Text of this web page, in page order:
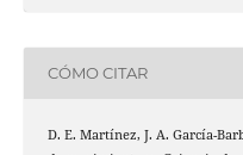
CÓMO CITAR
D. E. Martínez, J. A. García-